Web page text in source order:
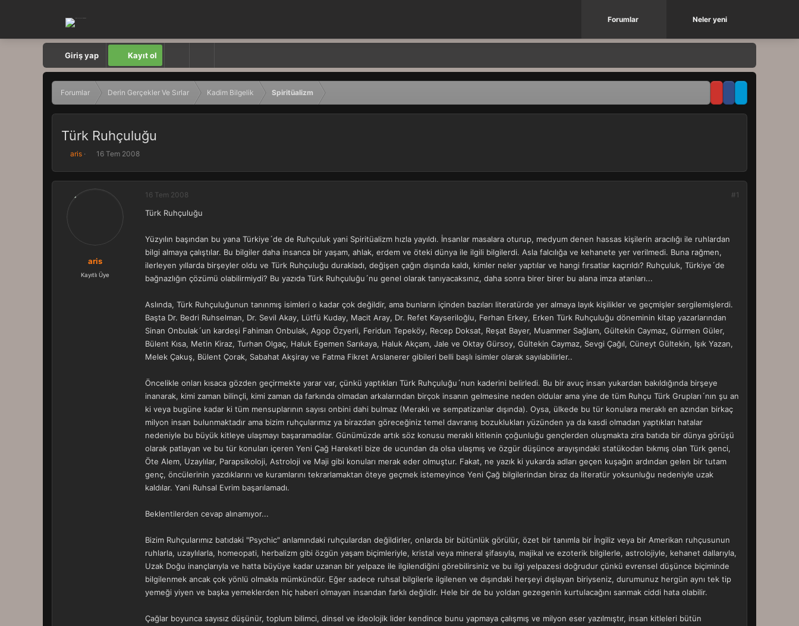
Forumlar Neler yeni
Giriş yap Kayıt ol
Forumlar Derin Gerçekler Ve Sırlar Kadim Bilgelik Spiritüalizm
Türk Ruhçuluğu
K
n
y
b
aris
B
ş
a
16 Tem 2008
aris
Kayıtlı Üye
16 Tem 2008 #1
Türk Ruhçuluğu
Yüzyılın başından bu yana Türkiye´de de Ruhçuluk yani Spiritüalizm hızla yayıldı. İnsanlar masalara oturup, medyum denen hassas kişilerin aracılığı ile ruhlardan
bilgi almaya çalıştılar. Bu bilgiler daha insanca bir yaşam, ahlak, erdem ve öteki dünya ile ilgili bilgilerdi. Asla falcılığa ve kehanete yer verilmedi. Buna rağmen,
ilerleyen yıllarda birşeyler oldu ve Türk Ruhçuluğu durakladı, değişen çağın dışında kaldı, kimler neler yaptılar ve hangi fırsatlar kaçırıldı? Ruhçuluk, Türkiye´de
bağnazlığın çözümü olabilirmiydi? Bu yazıda Türk Ruhçuluğu´nu genel olarak tanıyacaksınız, daha sonra birer birer bu alana imza atanları...
Aslında, Türk Ruhçuluğunun tanınmış isimleri o kadar çok değildir, ama bunların içinden bazıları literatürde yer almaya layık kişilikler ve geçmişler sergilemişlerdi.
Başta Dr. Bedri Ruhselman, Dr. Sevil Akay, Lütfü Kuday, Macit Aray, Dr. Refet Kayseriloğlu, Ferhan Erkey, Erken Türk Ruhçuluğu döneminin kitap yazarlarından
Sinan Onbulak´un kardeşi Fahiman Onbulak, Agop Özyerli, Feridun Tepeköy, Recep Doksat, Reşat Bayer, Muammer Sağlam, Gültekin Caymaz, Gürmen Güler,
Bülent Kısa, Metin Kiraz, Turhan Olgaç, Haluk Egemen Sarıkaya, Haluk Akçam, Jale ve Oktay Gürsoy, Gültekin Caymaz, Sevgi Çağıl, Cüneyt Gültekin, Işık Yazan,
Melek Çakuş, Bülent Çorak, Sabahat Akşiray ve Fatma Fikret Arslanerer gibileri belli başlı isimler olarak sayılabilirler..
Öncelikle onları kısaca gözden geçirmekte yarar var, çünkü yaptıkları Türk Ruhçuluğu´nun kaderini belirledi. Bu bir avuç insan yukardan bakıldığında birşeye
inanarak, kimi zaman bilinçli, kimi zaman da farkında olmadan arkalarından birçok insanın gelmesine neden oldular ama yine de tüm Ruhçu Türk Grupları´nın şu an
ki veya bugüne kadar ki tüm mensuplarının sayısı onbini dahi bulmaz (Meraklı ve sempatizanlar dışında). Oysa, ülkede bu tür konulara meraklı en azından birkaç
milyon insan bulunmaktadır ama bizim ruhçularımız ya birazdan göreceğiniz temel davranış bozuklukları yüzünden ya da kasdi olmadan yaptıkları hatalar
nedeniyle bu büyük kitleye ulaşmayı başaramadılar. Günümüzde artık söz konusu meraklı kitlenin çoğunluğu gençlerden oluşmakta zira batıda bir dünya görüşü
olarak patlayan ve bu tür konuları içeren Yeni Çağ Hareketi bize de ucundan da olsa ulaşmış ve özgür düşünce arayışındaki statükodan bıkmış olan Türk genci,
Öte Alem, Uzaylılar, Parapsikoloji, Astroloji ve Maji gibi konuları merak eder olmuştur. Fakat, ne yazık ki yukarda adları geçen kuşağın ardından gelen bir tutam
genç, öncülerinin yazdıklarını ve kuramlarını tekrarlamaktan öteye geçmek istemeyince Yeni Çağ bilgilerindan biraz da literatür yoksunluğu nedeniyle uzak
kaldılar. Yani Ruhsal Evrim başarılamadı.
Beklentilerden cevap alınamıyor...
Bizim Ruhçularımız batıdaki "Psychic" anlamındaki ruhçulardan değildirler, onlarda bir bütünlük görülür, özet bir tanımla bir İngiliz veya bir Amerikan ruhçusunun
ruhlarla, uzaylılarla, homeopati, herbalizm gibi özgün yaşam biçimleriyle, kristal veya mineral şifasıyla, majikal ve ezoterik bilgilerle, astrolojiyle, kehanet dallarıyla,
Uzak Doğu inançlarıyla ve hatta büyüye kadar uzanan bir yelpaze ile ilgilendiğini görebilirsiniz ve bu ilgi yelpazesi doğrudur çünkü evrensel düşünce biçiminde
bilgilenmek ancak çok yönlü olmakla mümkündür. Eğer sadece ruhsal bilgilerle ilgilenen ve dışındaki herşeyi dışlayan biriyseniz, durumunuz hergün aynı tek tip
yemeği yiyen ve başka yemeklerden hiç haberi olmayan insandan farklı değildir. Hele bir de bu yoldan gezegenin kurtulacağını sanmak ciddi hata olabilir.
Çağlar boyunca sayısız düşünür, toplum bilimci, dinsel ve ideolojik lider kendince bunu yapmaya çalışmış ve milyon eser yazılmıştır, insan kitleleri bütün